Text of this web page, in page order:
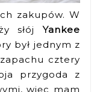
zakupów. W
słójYankee
był jednym z
cztery
przygoda z
więc mam